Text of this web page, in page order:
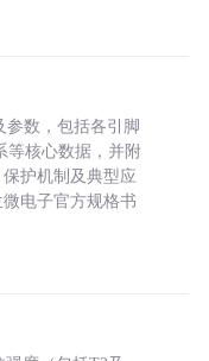
参数，包括各引脚
等核心数据，并附
护机制及典型应
电子官方规格书